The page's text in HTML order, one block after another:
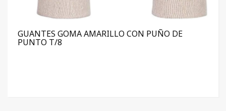
GUANTES GOMA AMARILLO CON PUÑO DE
PUNTO T/8